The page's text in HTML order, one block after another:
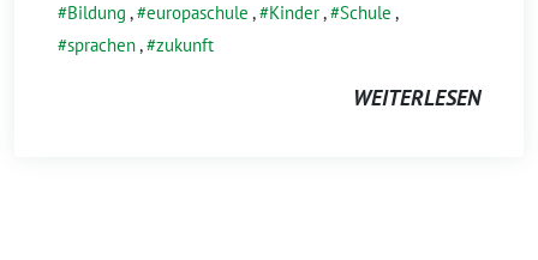
Bildung , europaschule , Kinder, Schule ,
sprachen, zukunft
WEITERLESEN